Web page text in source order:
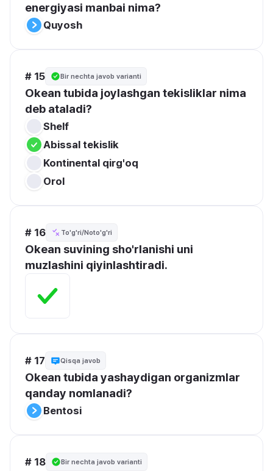
energiyasi manbai nima?
Quyosh
# 15 Bir nechta javob varianti
Okean tubida joylashgan tekisliklar nima
deb ataladi?
Shelf
Abissal tekislik
Kontinental qirg'oq
Orol
# 16 To'g'ri/Noto'g'ri
Okean suvining sho'rlanishi uni
muzlashini qiyinlashtiradi.
# 17 Qisqa javob
Okean tubida yashaydigan organizmlar
qanday nomlanadi?
Bentosi
# 18 Bir nechta javob varianti